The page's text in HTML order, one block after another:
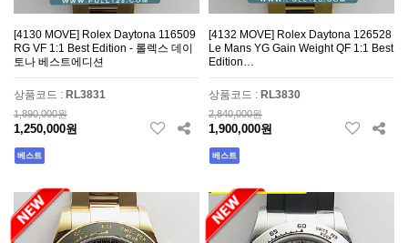
[4130 MOVE] Rolex Daytona 116509
RG VF 1:1 Best Edition - 롤렉스 데이
토나 베스트에디션
상품코드 : RL3831
1,890,000원
1,250,000원
베스트
[4132 MOVE] Rolex Daytona 126528
Le Mans YG Gain Weight QF 1:1 Best
Edition…
상품코드 : RL3830
2,840,000원
1,900,000원
베스트